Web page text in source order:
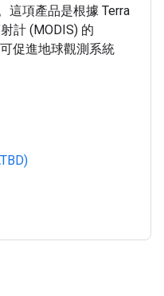
這項產品是根據 Terra
計 (MODIS) 的
促進地球觀測系統